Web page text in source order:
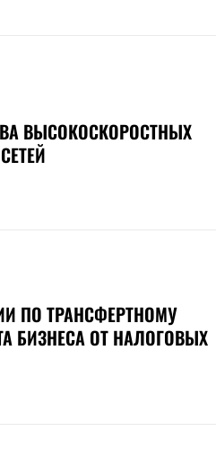
ВЫСОКОСКОРОСТНЫХ
ПО ТРАНСФЕРТНОМУ
БИЗНЕСА ОТ НАЛОГОВЫХ